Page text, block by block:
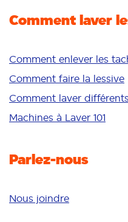
Fraîcheur/parfum
Couleurs vives
Peau sensible
Additifs
Nettoyage en profondeur
Comment laver
Comment enlever les
Comment faire la lessive
Comment laver
Machines à Laver 101
Parlez-nous
Nous joindre